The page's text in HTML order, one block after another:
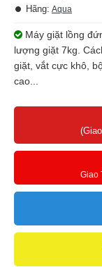
Hãng: Aqua
Máy giặt lồng
lượng giặt 7kg.
giặt, vắt cực khô,
cao...
Giao